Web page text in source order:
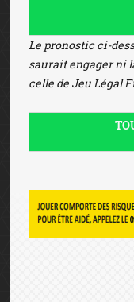
Le pronostic ci-
saurait engager ni
celle de Jeu Légal